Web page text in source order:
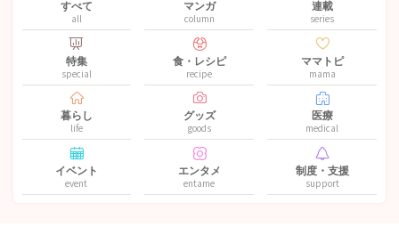
すべて
all
マンガ
column
連載
series
特集
special
食・レシピ
recipe
ママトピ
mama
暮らし
life
グッズ
goods
医療
medical
イベント
event
エンタメ
entame
制度・支援
support